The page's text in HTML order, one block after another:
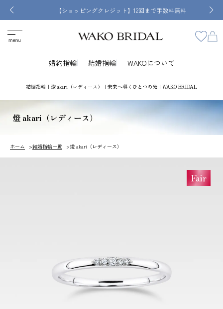
【ショッピングクレジット】12回まで手数料無料
婚約指輪 結婚指輪 WAKOについて
結婚指輪｜燈 akari（レディース）｜未来へ導くひとつの光｜WAKO BRIDAL
燈 akari（レディース）
ホーム 結婚指輪一覧 燈 akari（レディース）
Fair